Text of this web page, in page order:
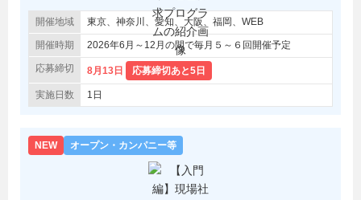
開催地域 東京、神奈川、愛知、大阪、福岡、WEB
開催時期 2026年6月～12月の間で毎月５～６回開催予定
応募締切 8月13日 応募締切あと5日
実施日数 1日
NEW オープン・カンパニー等